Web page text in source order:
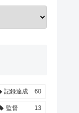
記録達成 60
監督 13